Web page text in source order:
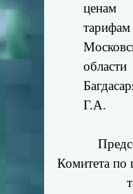
тарифам
области
Г.А.
Комитета по